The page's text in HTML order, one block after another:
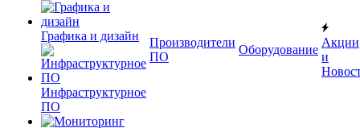
Графика и дизайн
Инфраструктурное
ПО
Производители
ПО
Оборудование
Акции
и